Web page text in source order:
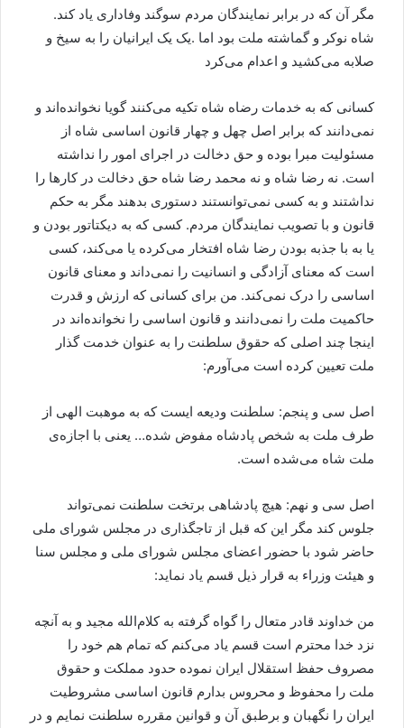
مگر آن که در برابر نمایندگان مردم سوگند وفاداری یاد کند.
شاه نوکر و گماشته ملت بود اما .یک یک ایرانیان را به سیخ و
صلابه می‌کشید و اعدام می‌کرد
کسانی که به خدمات رضاه شاه تکیه می‌کنند گویا نخوانده‌اند و
نمی‌دانند که برابر اصل چهل و چهار قانون اساسی شاه از
مسئولیت مبرا بوده و حق دخالت در اجرای امور را نداشته
است. نه رضا شاه و نه محمد رضا شاه حق دخالت در کارها را
نداشتند و به کسی نمی‌توانستند دستوری بدهند مگر به حکم
قانون و با تصویب نمایندگان مردم. کسی که به دیکتاتور بودن و
یا به با جذبه بودن رضا شاه افتخار می‌کرده یا می‌کند، کسی
است که معنای آزادگی و انسانیت را نمی‌داند و معنای قانون
اساسی را درک نمی‌کند. من برای کسانی که ارزش و قدرت
حاکمیت ملت را نمی‌دانند و قانون اساسی را نخوانده‌اند در
اینجا چند اصلی که حقوق سلطنت را به عنوان خدمت گذار
ملت تعیین کرده است می‌آورم:
اصل سی و پنجم: سلطنت ودیعه ایست که به موهبت الهی از
طرف ملت به شخص پادشاه مفوض شده… یعنی با اجازه‌ی
ملت شاه می‌شده است.
اصل سی و نهم: هیچ پادشاهی برتخت سلطنت نمی‌تواند
جلوس کند مگر این که قبل از تاجگذاری در مجلس شورای ملی
حاضر شود با حضور اعضای مجلس شورای ملی و مجلس سنا
و هیئت وزراء به قرار ذیل قسم یاد نماید:
من خداوند قادر متعال را گواه گرفته به کلام‌الله مجید و به آنچه
نزد خدا محترم است قسم یاد می‌کنم که تمام هم خود را
مصروف حفظ استقلال ایران نموده حدود مملکت و حقوق
ملت را محفوظ و محروس بدارم قانون اساسی مشروطیت
ایران را نگهبان و برطبق آن و قوانین مقرره سلطنت نمایم و در